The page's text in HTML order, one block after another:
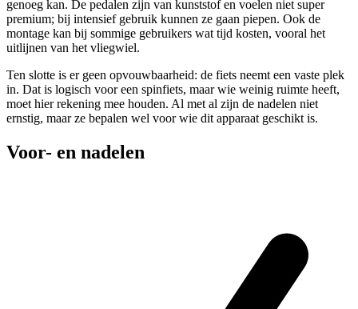
genoeg kan. De pedalen zijn van kunststof en voelen niet super
premium; bij intensief gebruik kunnen ze gaan piepen. Ook de
montage kan bij sommige gebruikers wat tijd kosten, vooral het
uitlijnen van het vliegwiel.
Ten slotte is er geen opvouwbaarheid: de fiets neemt een vaste plek
in. Dat is logisch voor een spinfiets, maar wie weinig ruimte heeft,
moet hier rekening mee houden. Al met al zijn de nadelen niet
ernstig, maar ze bepalen wel voor wie dit apparaat geschikt is.
Voor- en nadelen